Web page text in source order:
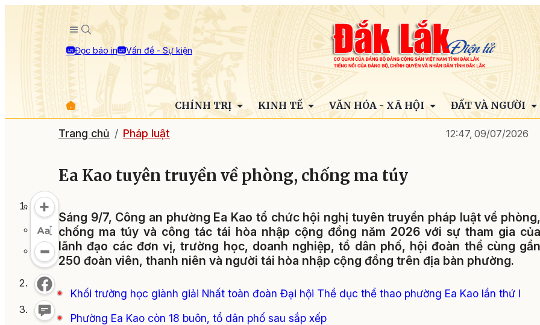
Đọc báo in Vấn đề - Sự kiện
CHÍNH TRỊ KINH TẾ VĂN HÓA - XÃ HỘI ĐẤT VÀ NGƯỜI
Trang chủ Pháp luật 12:47, 09/07/2026
Ea Kao tuyên truyền về phòng, chống ma túy
Sáng 9/7, Công an phường Ea Kao tổ chức hội nghị tuyên truyền pháp luật về phòng,
chống ma túy và công tác tái hòa nhập cộng đồng năm 2026 với sự tham gia của
lãnh đạo các đơn vị, trường học, doanh nghiệp, tổ dân phố, hội đoàn thể cùng gần
250 đoàn viên, thanh niên và người tái hòa nhập cộng đồng trên địa bàn phường.
Khối trường học giành giải Nhất toàn đoàn Đại hội Thể dục thể thao phường Ea Kao lần thứ I
Phường Ea Kao còn 18 buôn, tổ dân phố sau sắp xếp